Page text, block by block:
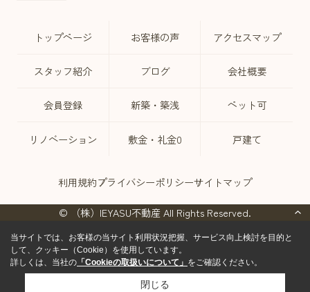
トップページ お客様の声 アクセスマップ
スタッフ紹介 ブログ 会社概要
会員登録 新築・築浅 ペット可
リノベーション 敷金・礼金0 戸建て
利用規約プライバシーポリシーサイトマップ
© （株）IEYASU不動産 All Rights Reserved.
当サイトでは、お客様の当サイト利用状況把握、サービス向上検討を目的と
して、クッキー（Cookie）を使用しています。
詳しくは、当社の 「Cookieの取扱いについて」 をご確認ください。
閉じる